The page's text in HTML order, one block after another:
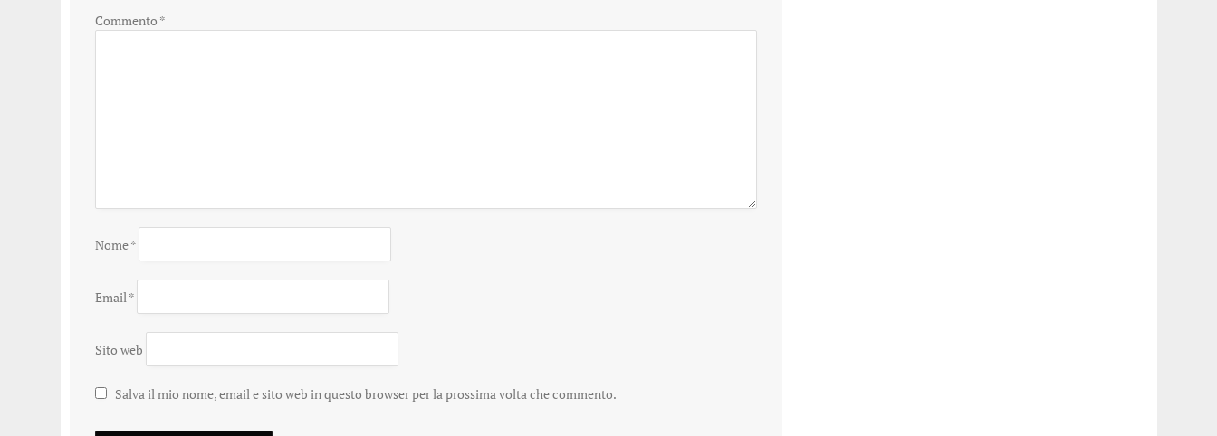
Commento *
Nome*
Email *
Sito web
Salva il mio nome, email e sito web in questo browser per la prossima volta che commento.